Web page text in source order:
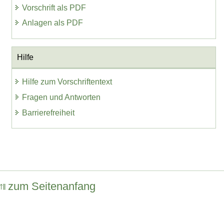
Vorschrift als PDF
Anlagen als PDF
Hilfe
Hilfe zum Vorschriftentext
Fragen und Antworten
Barrierefreiheit
zum Seitenanfang